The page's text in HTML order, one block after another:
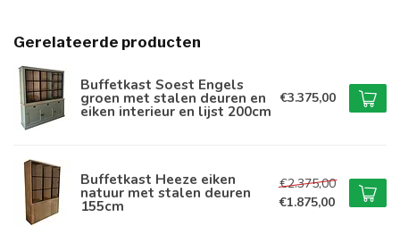
Gerelateerde producten
Buffetkast Soest Engels
groen met stalen deuren en
eiken interieur en lijst 200cm
€3.375,00
Buffetkast Heeze eiken
natuur met stalen deuren
155cm
€2.375,00
€1.875,00